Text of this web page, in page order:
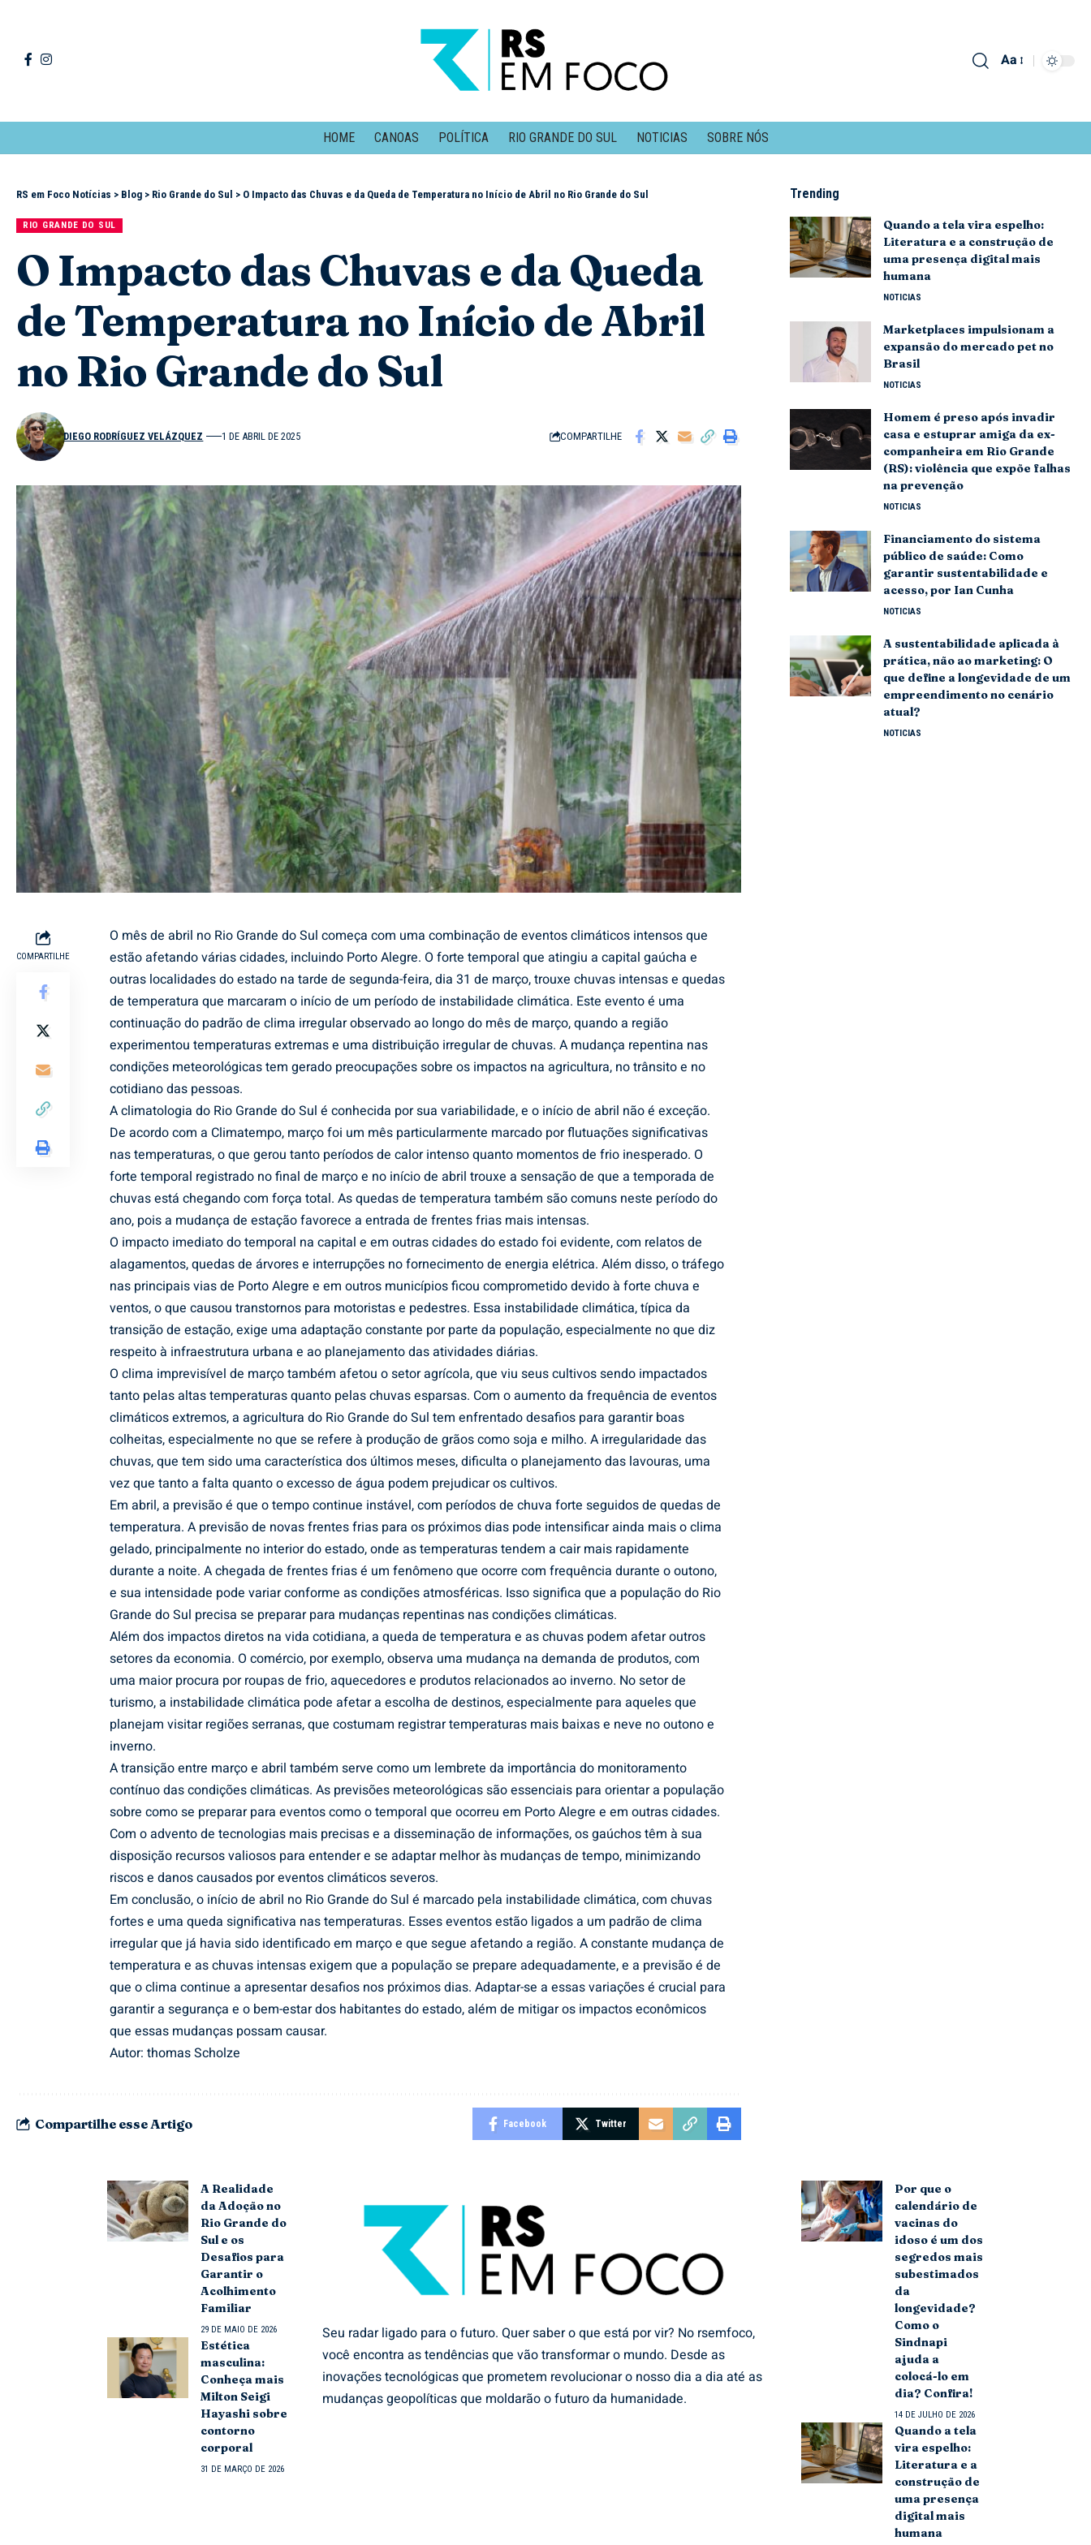
Aa
HOME CANOAS POLÍTICA RIO GRANDE DO SUL NOTICIAS SOBRE NÓS
RS em Foco Notícias > Blog > Rio Grande do Sul > O Impacto das Chuvas e da Queda de Temperatura no Início de Abril no Rio Grande do Sul
RIO GRANDE DO SUL
O Impacto das Chuvas e da Queda
de Temperatura no Início de Abril
no Rio Grande do Sul
DIEGO RODRÍGUEZ VELÁZQUEZ 1 DE ABRIL DE 2025 COMPARTILHE
COMPARTILHE
O mês de abril no Rio Grande do Sul começa com uma combinação de eventos climáticos intensos que
estão afetando várias cidades, incluindo Porto Alegre. O forte temporal que atingiu a capital gaúcha e
outras localidades do estado na tarde de segunda-feira, dia 31 de março, trouxe chuvas intensas e quedas
de temperatura que marcaram o início de um período de instabilidade climática. Este evento é uma
continuação do padrão de clima irregular observado ao longo do mês de março, quando a região
experimentou temperaturas extremas e uma distribuição irregular de chuvas. A mudança repentina nas
condições meteorológicas tem gerado preocupações sobre os impactos na agricultura, no trânsito e no
cotidiano das pessoas.
A climatologia do Rio Grande do Sul é conhecida por sua variabilidade, e o início de abril não é exceção.
De acordo com a Climatempo, março foi um mês particularmente marcado por flutuações significativas
nas temperaturas, o que gerou tanto períodos de calor intenso quanto momentos de frio inesperado. O
forte temporal registrado no final de março e no início de abril trouxe a sensação de que a temporada de
chuvas está chegando com força total. As quedas de temperatura também são comuns neste período do
ano, pois a mudança de estação favorece a entrada de frentes frias mais intensas.
O impacto imediato do temporal na capital e em outras cidades do estado foi evidente, com relatos de
alagamentos, quedas de árvores e interrupções no fornecimento de energia elétrica. Além disso, o tráfego
nas principais vias de Porto Alegre e em outros municípios ficou comprometido devido à forte chuva e
ventos, o que causou transtornos para motoristas e pedestres. Essa instabilidade climática, típica da
transição de estação, exige uma adaptação constante por parte da população, especialmente no que diz
respeito à infraestrutura urbana e ao planejamento das atividades diárias.
O clima imprevisível de março também afetou o setor agrícola, que viu seus cultivos sendo impactados
tanto pelas altas temperaturas quanto pelas chuvas esparsas. Com o aumento da frequência de eventos
climáticos extremos, a agricultura do Rio Grande do Sul tem enfrentado desafios para garantir boas
colheitas, especialmente no que se refere à produção de grãos como soja e milho. A irregularidade das
chuvas, que tem sido uma característica dos últimos meses, dificulta o planejamento das lavouras, uma
vez que tanto a falta quanto o excesso de água podem prejudicar os cultivos.
Em abril, a previsão é que o tempo continue instável, com períodos de chuva forte seguidos de quedas de
temperatura. A previsão de novas frentes frias para os próximos dias pode intensificar ainda mais o clima
gelado, principalmente no interior do estado, onde as temperaturas tendem a cair mais rapidamente
durante a noite. A chegada de frentes frias é um fenômeno que ocorre com frequência durante o outono,
e sua intensidade pode variar conforme as condições atmosféricas. Isso significa que a população do Rio
Grande do Sul precisa se preparar para mudanças repentinas nas condições climáticas.
Além dos impactos diretos na vida cotidiana, a queda de temperatura e as chuvas podem afetar outros
setores da economia. O comércio, por exemplo, observa uma mudança na demanda de produtos, com
uma maior procura por roupas de frio, aquecedores e produtos relacionados ao inverno. No setor de
turismo, a instabilidade climática pode afetar a escolha de destinos, especialmente para aqueles que
planejam visitar regiões serranas, que costumam registrar temperaturas mais baixas e neve no outono e
inverno.
A transição entre março e abril também serve como um lembrete da importância do monitoramento
contínuo das condições climáticas. As previsões meteorológicas são essenciais para orientar a população
sobre como se preparar para eventos como o temporal que ocorreu em Porto Alegre e em outras cidades.
Com o advento de tecnologias mais precisas e a disseminação de informações, os gaúchos têm à sua
disposição recursos valiosos para entender e se adaptar melhor às mudanças de tempo, minimizando
riscos e danos causados por eventos climáticos severos.
Em conclusão, o início de abril no Rio Grande do Sul é marcado pela instabilidade climática, com chuvas
fortes e uma queda significativa nas temperaturas. Esses eventos estão ligados a um padrão de clima
irregular que já havia sido identificado em março e que segue afetando a região. A constante mudança de
temperatura e as chuvas intensas exigem que a população se prepare adequadamente, e a previsão é de
que o clima continue a apresentar desafios nos próximos dias. Adaptar-se a essas variações é crucial para
garantir a segurança e o bem-estar dos habitantes do estado, além de mitigar os impactos econômicos
que essas mudanças possam causar.
Autor: thomas Scholze
Compartilhe esse Artigo Facebook Twitter
Trending
Quando a tela vira espelho:
Literatura e a construção de
uma presença digital mais
humana
NOTICIAS
Marketplaces impulsionam a
expansão do mercado pet no
Brasil
NOTICIAS
Homem é preso após invadir
casa e estuprar amiga da ex-
companheira em Rio Grande
(RS): violência que expõe falhas
na prevenção
NOTICIAS
Financiamento do sistema
público de saúde: Como
garantir sustentabilidade e
acesso, por Ian Cunha
NOTICIAS
A sustentabilidade aplicada à
prática, não ao marketing: O
que define a longevidade de um
empreendimento no cenário
atual?
NOTICIAS
A Realidade
da Adoção no
Rio Grande do
Sul e os
Desafios para
Garantir o
Acolhimento
Familiar
29 DE MAIO DE 2026
Estética
masculina:
Conheça mais
Milton Seigi
Hayashi sobre
contorno
corporal
31 DE MARÇO DE 2026
Seu radar ligado para o futuro. Quer saber o que está por vir? No rsemfoco,
você encontra as tendências que vão transformar o mundo. Desde as
inovações tecnológicas que prometem revolucionar o nosso dia a dia até as
mudanças geopolíticas que moldarão o futuro da humanidade.
Por que o
calendário de
vacinas do
idoso é um dos
segredos mais
subestimados
da
longevidade?
Como o
Sindnapi
ajuda a
colocá-lo em
dia? Confira!
14 DE JULHO DE 2026
Quando a tela
vira espelho:
Literatura e a
construção de
uma presença
digital mais
humana